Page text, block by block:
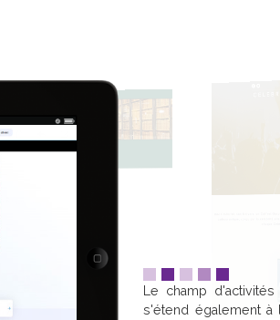
Le champ
s'étend également à